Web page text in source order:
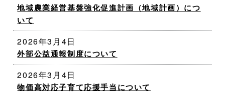
地域農業経営基盤強化促進計画（地域計画）につ
いて
2026年3月4日
外部公益通報制度について
2026年3月4日
物価高対応子育て応援手当について